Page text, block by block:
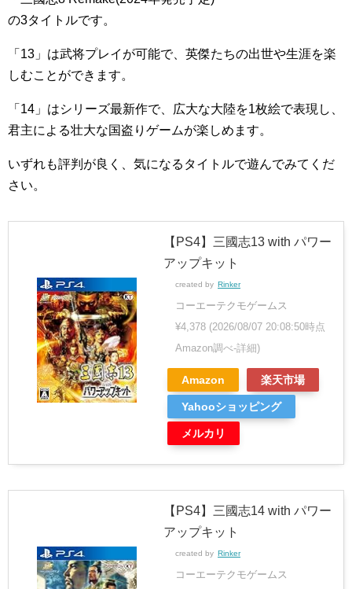
の3タイトルです。
「13」は武将プレイが可能で、英傑たちの出世や生涯を楽
しむことができます。
「14」はシリーズ最新作で、広大な大陸を1枚絵で表現し、
君主による壮大な国盗りゲームが楽しめます。
いずれも評判が良く、気になるタイトルで遊んでみてくだ
さい。
【PS4】三國志13 with パワー
アップキット
created by Rinker
コーエーテクモゲームス
¥4,378 (2026/08/07 20:08:50時点
Amazon調べ-詳細)
Amazon 楽天市場
Yahooショッピング
メルカリ
【PS4】三國志14 with パワー
アップキット
created by Rinker
コーエーテクモゲームス